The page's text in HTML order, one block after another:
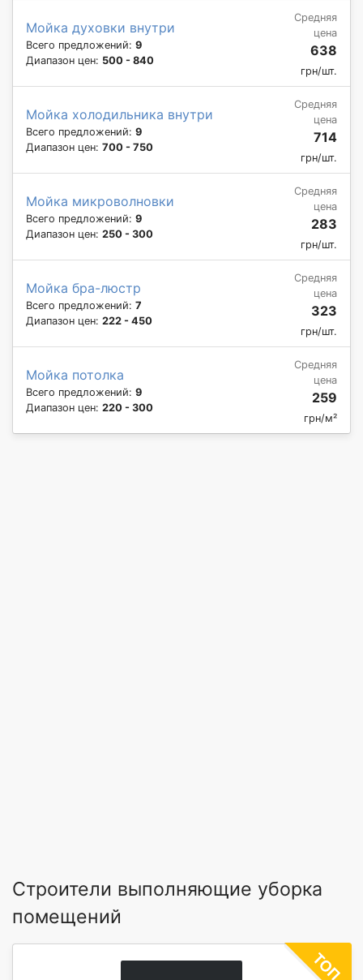
Мойка духовки внутри
Всего предложений: 9
Диапазон цен: 500 - 840
Средняя
цена
638
грн/шт.
Мойка холодильника внутри
Всего предложений: 9
Диапазон цен: 700 - 750
Средняя
цена
714
грн/шт.
Мойка микроволновки
Всего предложений: 9
Диапазон цен: 250 - 300
Средняя
цена
283
грн/шт.
Мойка бра-люстр
Всего предложений: 7
Диапазон цен: 222 - 450
Средняя
цена
323
грн/шт.
Мойка потолка
Всего предложений: 9
Диапазон цен: 220 - 300
Средняя
цена
259
грн/м²
Строители выполняющие уборка
помещений